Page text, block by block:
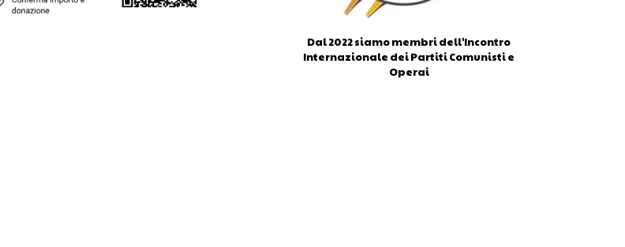
Dal 2022 siamo membri dell'Incontro
Internazionale dei Partiti Comunisti e
Operai